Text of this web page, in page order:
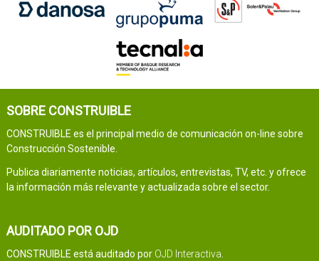
SOBRE CONSTRUIBLE
CONSTRUIBLE es el principal medio de comunicación on-line sobre
Construcción Sostenible.
Publica diariamente noticias, artículos, entrevistas, TV, etc. y ofrece
la información más relevante y actualizada sobre el sector.
AUDITADO POR OJD
CONSTRUIBLE está auditado por OJD Interactiva.